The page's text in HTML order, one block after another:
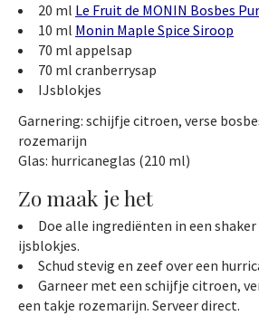
20 ml Le Fruit de MONIN Bosbes
10 ml Monin Maple Spice Siroop
70 ml appelsap
70 ml cranberrysap
IJsblokjes
Garnering: schijfje citroen, verse
rozemarijn
Glas: hurricaneglas (210 ml)
Zo maak je het
Doe alle ingrediënten in een
ijsblokjes.
Schud stevig en zeef over een
Garneer met een schijfje citroen,
een takje rozemarijn. Serveer direct.